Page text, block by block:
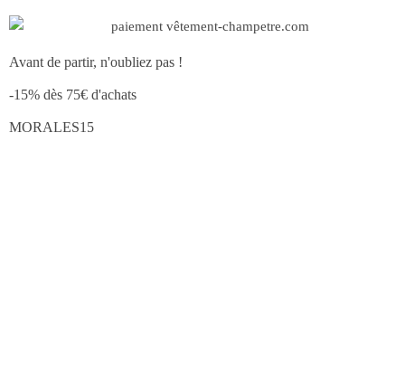
Avant de partir, n'oubliez pas !
-15% dès 75€ d'achats
MORALES15